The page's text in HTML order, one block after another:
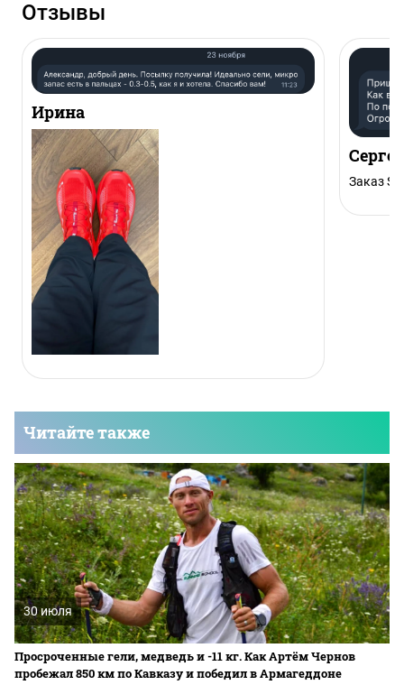
Отзывы
Ирина
Заказ
Читайте также
30 июля
Просроченные гели, медведь и -11 кг. Как Артём Чернов
пробежал 850 км по Кавказу и победил в Армагеддоне